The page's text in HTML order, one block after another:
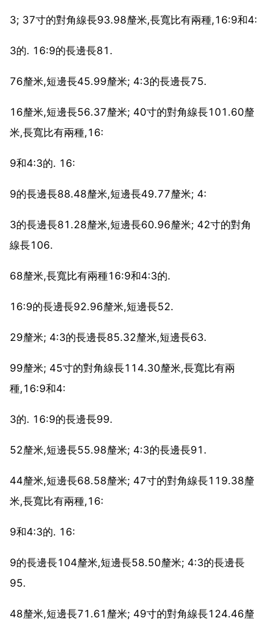
3; 37寸的對角線長93.98釐米,長寬比有兩種,16:9和4:
3的. 16:9的長邊長81.
76釐米,短邊長45.99釐米; 4:3的長邊長75.
16釐米,短邊長56.37釐米; 40寸的對角線長101.60釐
米,長寬比有兩種,16:
9和4:3的. 16:
9的長邊長88.48釐米,短邊長49.77釐米; 4:
3的長邊長81.28釐米,短邊長60.96釐米; 42寸的對角
線長106.
68釐米,長寬比有兩種16:9和4:3的.
16:9的長邊長92.96釐米,短邊長52.
29釐米; 4:3的長邊長85.32釐米,短邊長63.
99釐米; 45寸的對角線長114.30釐米,長寬比有兩
種,16:9和4:
3的. 16:9的長邊長99.
52釐米,短邊長55.98釐米; 4:3的長邊長91.
44釐米,短邊長68.58釐米; 47寸的對角線長119.38釐
米,長寬比有兩種,16:
9和4:3的. 16:
9的長邊長104釐米,短邊長58.50釐米; 4:3的長邊長
95.
48釐米,短邊長71.61釐米; 49寸的對角線長124.46釐